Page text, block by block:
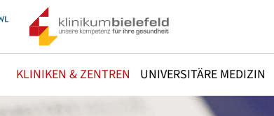
KLINIKEN & ZENTREN UNIVERSITÄRE MEDIZIN